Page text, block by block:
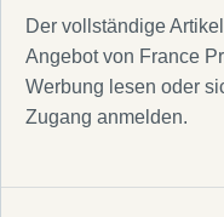
Der vollständige
Angebot von France
Werbung lesen oder
Zugang anmelden.